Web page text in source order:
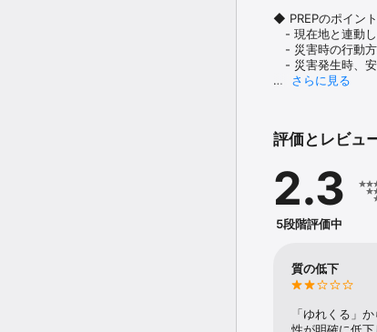
◆ PREPのポイント
- 現在地と連動し
- 災害時の行動方
- 災害発生時、安
地震・津波・台風
現在地に応じたリ
最大24時間先まで
2.知るから、行動す
防災計画を立て、
災害発生時にど
大規模災害が予
サポートします。
さらに見る
評価とレビュ
2.3
5段階評価中
質の低下
「ゆれくる」